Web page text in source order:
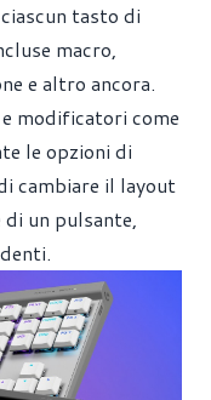
tasto di
macro,
e altro ancora.
modificatori come
le opzioni di
cambiare il layout
un pulsante,